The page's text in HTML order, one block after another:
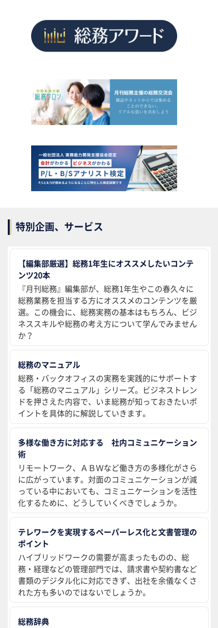
特別企画、サービス
【編集部厳選】総務1年生にオススメしたいコンテ
ンツ20本
『月刊総務』編集部が、総務1年生やこの春久々に
総務業務を担当する方にオススメのコンテンツを厳
選。この機会に、総務実務の基本はもちろん、ビジ
ネススキルや総務の考え方について学んでみません
か？
総務のマニュアル
総務・バックオフィスの実務を実践的にサポートす
る「総務のマニュアル」シリーズ。ビジネストレン
ドを押さえた内容で、いま総務が知っておきたいポ
イントを具体的に解説していきます。
多様な働き方に対応する 社内コミュニケーション
術
リモートワーク、ＡＢＷなど働き方の多様化がさら
に広がっています。対面のコミュニケーションが減
っている中においても、コミュニケーションを活性
化するために、どうしていくべきでしょうか。
テレワークを実現するペーパーレス化と文書管理の
ポイント
ハイブリッドワークの需要が高まったものの、総
務・経理などの管理部門では、請求書や契約書など
書類のデジタル化に対応できず、出社を余儀なくさ
れた方も多いのではないでしょうか。
総務辞典